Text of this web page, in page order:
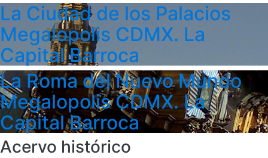
La Ciudad de los Palacios
Megalopolis CDMX. La
Capital Barroca
La Roma del Nuevo Mundo
Megalopolis CDMX. La
Capital Barroca
Acervo histórico